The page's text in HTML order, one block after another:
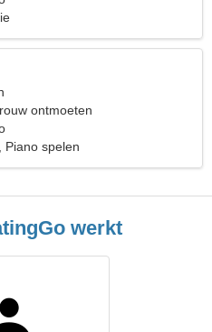
ontmoeten
Piano spelen
werkt